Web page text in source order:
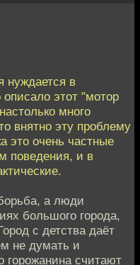
нуждается в
этот "мотор
много
внятно эту проблему
это очень частные
поведения, и в
а люди
большого города,
с детства даёт
не думать и
горожанина считают